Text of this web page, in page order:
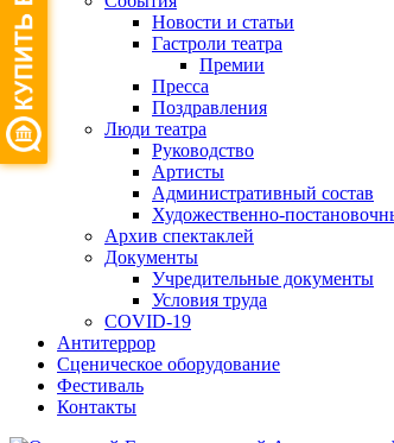
Новости и статьи
Гастроли театра
Премии
Пресса
Поздравления
Люди театра
Руководство
Артисты
Административный состав
Художественно-
Архив спектаклей
Документы
Учредительные документы
Условия труда
COVID-19
Антитеррор
Сценическое оборудование
Фестиваль
Контакты